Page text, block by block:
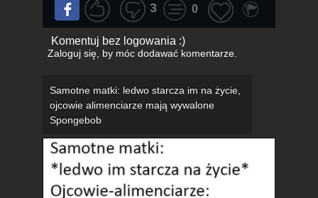
3 0
Komentuj bez logowania :)
Zaloguj się, by móc dodawać komentarze.
Samotne matki: ledwo starcza im na życie,
ojcowie alimenciarze mają wywalone
Spongebob